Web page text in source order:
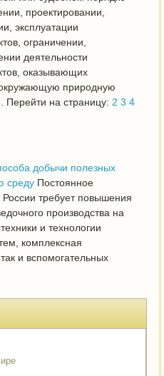
проектировании,
эксплуатации
ограничении,
деятельности
оказывающих
природную
Перейти на страницу:2 3 4
добычи полезных
среду Постоянное
требует повышения
производства на
и технологии
комплексная
и вспомогательных